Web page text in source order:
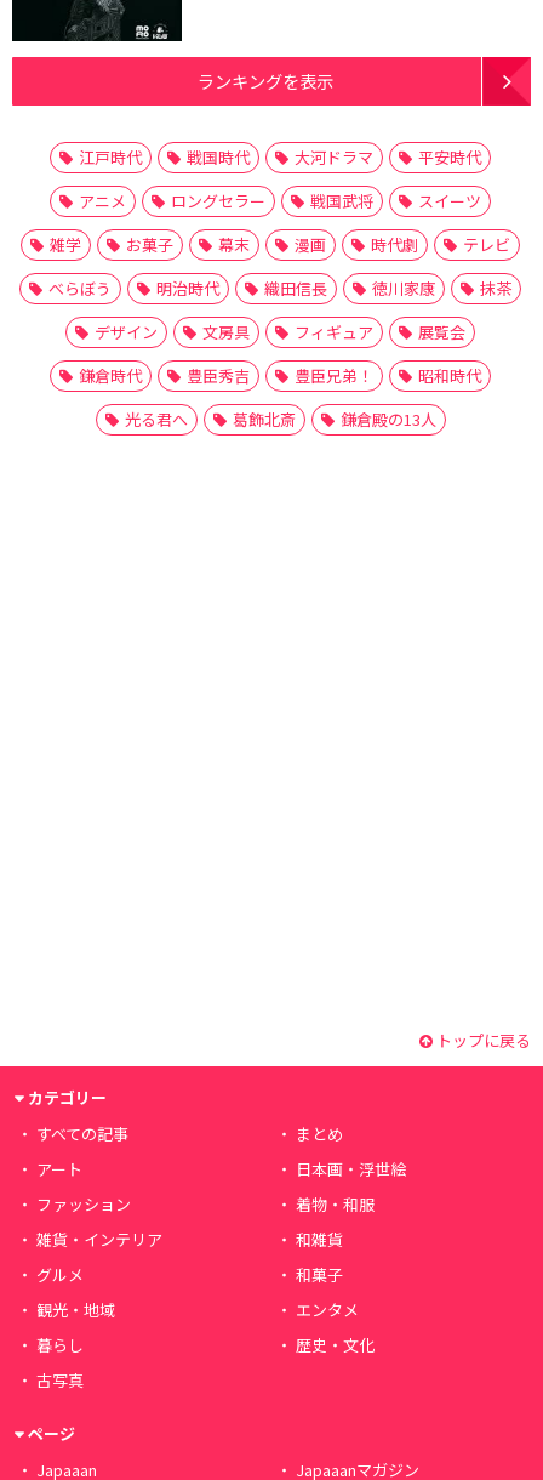
ランキングを表示
江戸時代 戦国時代 大河ドラマ
平安時代
アニメ
ロングセラー 戦国武将
スイーツ
雑学
お菓子 幕末 漫画 時代劇
テレビ
べらぼう
明治時代 織田信長 徳川家康
抹茶
デザイン
文房具 フィギュア
展覧会
鎌倉時代
豊臣秀吉 豊臣兄弟！
昭和時代
光る君へ
葛飾北斎 鎌倉殿の13人
トップに戻る
カテゴリー
すべての記事
まとめ
アート
日本画・浮世絵
ファッション
着物・和服
雑貨・インテリア
和雑貨
グルメ
和菓子
観光・地域
エンタメ
暮らし
歴史・文化
古写真
ページ
Japaaan
Japaaanマガジン